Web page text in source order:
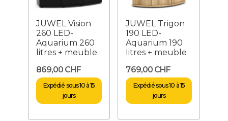
JUWEL Vision
260 LED-
Aquarium 260
litres + meuble
869,00 CHF
Expédié sous 10 à 15
jours
JUWEL Trigon
190 LED-
Aquarium 190
litres + meuble
769,00 CHF
Expédié sous 10 à 15
jours